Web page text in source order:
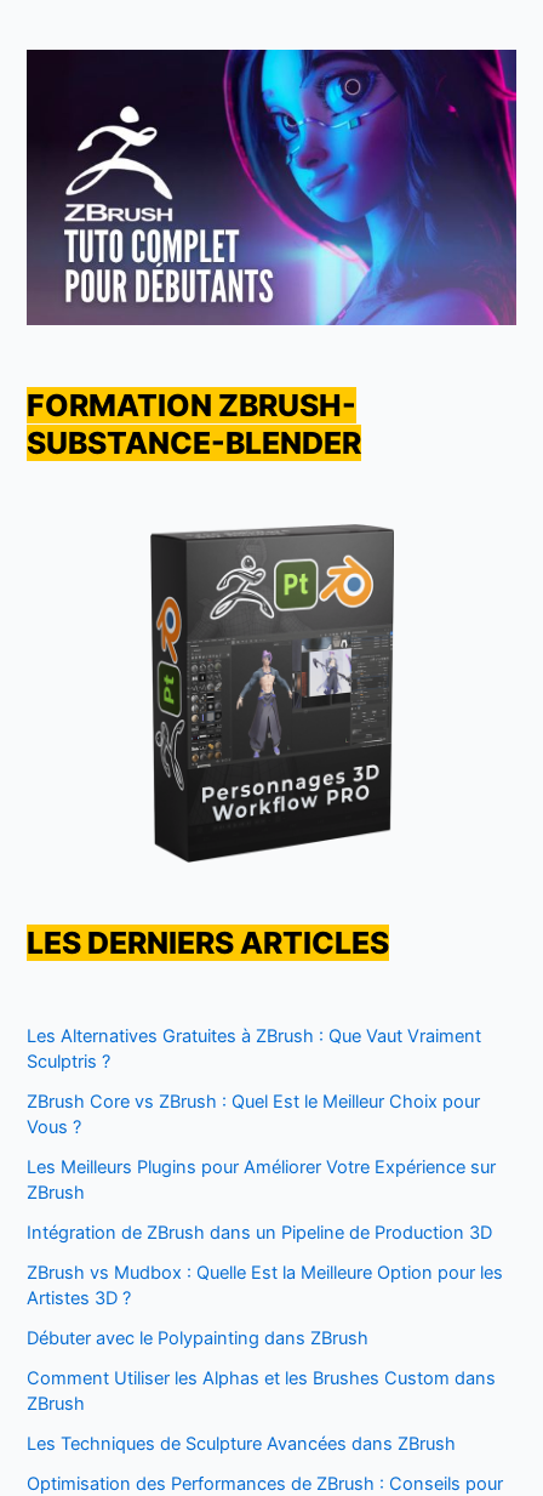
FORMATION ZBRUSH-
SUBSTANCE-BLENDER
LES DERNIERS ARTICLES
Les Alternatives Gratuites à ZBrush : Que Vaut Vraiment
Sculptris ?
ZBrush Core vs ZBrush : Quel Est le Meilleur Choix pour
Vous ?
Les Meilleurs Plugins pour Améliorer Votre Expérience sur
ZBrush
Intégration de ZBrush dans un Pipeline de Production 3D
ZBrush vs Mudbox : Quelle Est la Meilleure Option pour les
Artistes 3D ?
Débuter avec le Polypainting dans ZBrush
Comment Utiliser les Alphas et les Brushes Custom dans
ZBrush
Les Techniques de Sculpture Avancées dans ZBrush
Optimisation des Performances de ZBrush : Conseils pour